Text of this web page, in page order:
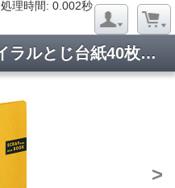
処理時間: 0.002秒
スクラップブックSスパイラルとじ台紙40枚黄 ラ-410Y
>